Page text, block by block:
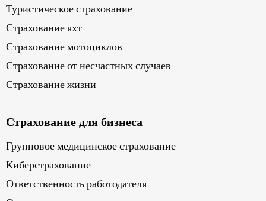
Туристическое страхование
Страхование яхт
Страхование мотоциклов
Страхование от несчастных случаев
Страхование жизни
Страхование для бизнеса
Групповое медицинское страхование
Киберстрахование
Ответственность работодателя